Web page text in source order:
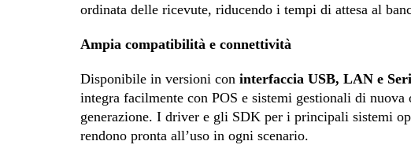
ordinata delle ricevute, riducendo i tempi di attesa al
Ampia compatibilità e connettività
Disponibile in versioni con interfaccia USB, LAN e
integra facilmente con POS e sistemi gestionali di nuova
generazione. I driver e gli SDK per i principali sistemi
rendono pronta all’uso in ogni scenario.